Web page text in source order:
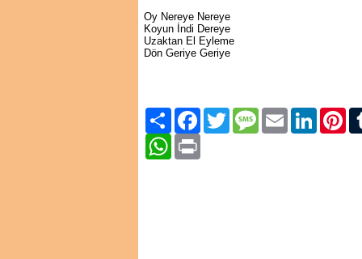
Oy Nereye Nereye
Koyun İndi Dereye
Uzaktan El Eyleme
Dön Geriye Geriye
Paylaş FacebookTwitter Message Email LinkedIn
WhatsApp